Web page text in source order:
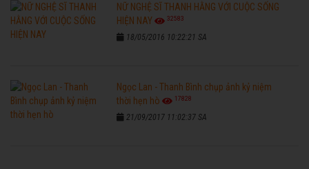
NỮ NGHỆ SĨ THANH HẰNG VỚI CUỘC SỐNG
HIỆN NAY
32583
18/05/2016 10:22:21 SA
Ngọc Lan - Thanh Bình chụp ảnh kỷ niệm
thời hẹn hò
17828
21/09/2017 11:02:37 SA